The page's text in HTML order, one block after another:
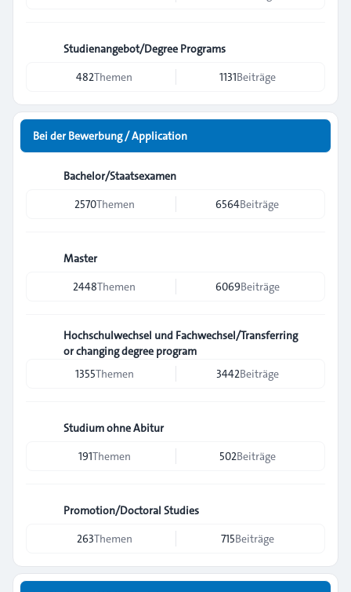
Studienangebot/Degree Programs
482Themen 1131Beiträge
Bei der Bewerbung / Application
Bachelor/Staatsexamen
2570Themen 6564Beiträge
Master
2448Themen 6069Beiträge
Hochschulwechsel und Fachwechsel/Transferring
or changing degree program
1355Themen 3442Beiträge
Studium ohne Abitur
191Themen 502Beiträge
Promotion/Doctoral Studies
263Themen 715Beiträge